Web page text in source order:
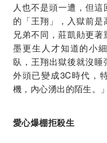
人也不是頭一遭，但
的「王翔」，入獄前
兄弟不同，莊凱勛更
墨更生人才知道的小
臥，王翔出獄後就沒睡
外頭已變成3C時代，
機，內心湧出的陌生。」
愛心爆棚拒殺生